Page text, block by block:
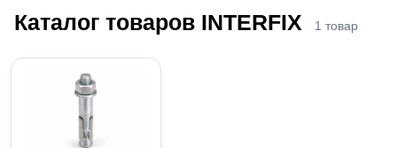
Каталог товаров INTERFIX 1 товар